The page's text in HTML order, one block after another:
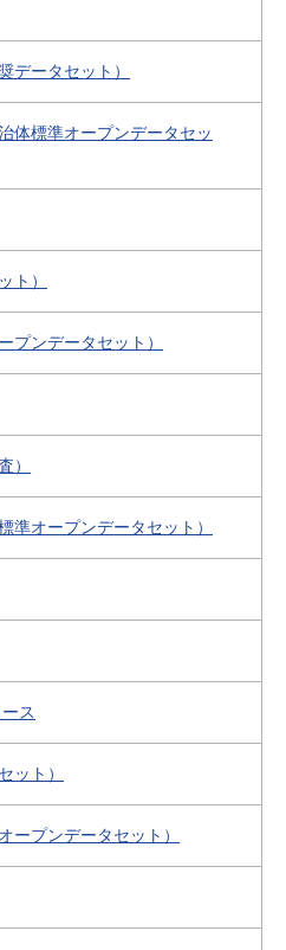
データセット）
体標準オープンデータセッ
ト）
プンデータセット）
）
準オープンデータセット）
ス
ット）
ープンデータセット）